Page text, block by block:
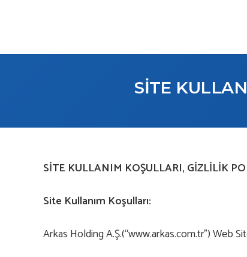
SİTE
SİTE KULLANIM KOŞULLARI, GİZLİLİK
Site Kullanım Koşulları:
Arkas Holding A.Ş.(“www.arkas.com.tr”) Web